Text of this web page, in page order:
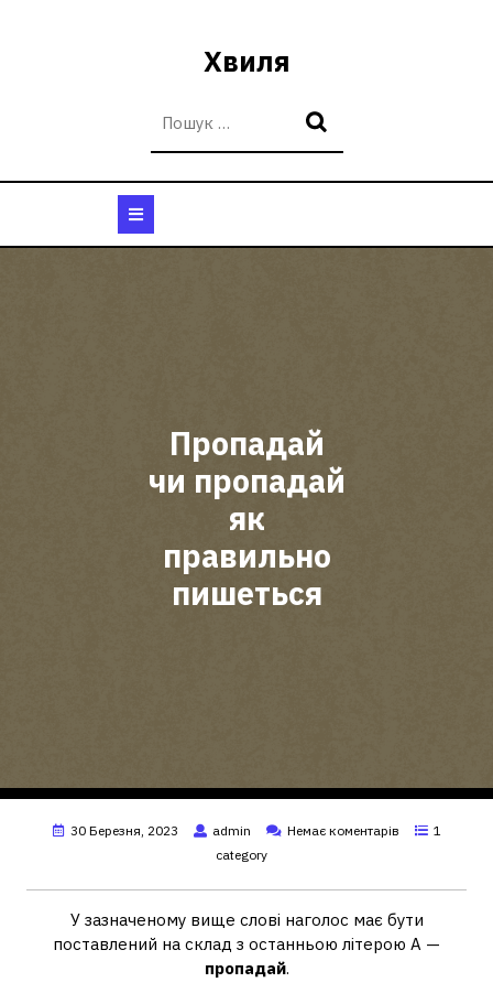
Хвиля
Пропадай
чи пропадай
як
правильно
пишеться
30 Березня, 2023 admin Немає коментарів
1
category
У зазначеному вище слові наголос має бути
поставлений на склад з останньою літерою А —
пропадай.